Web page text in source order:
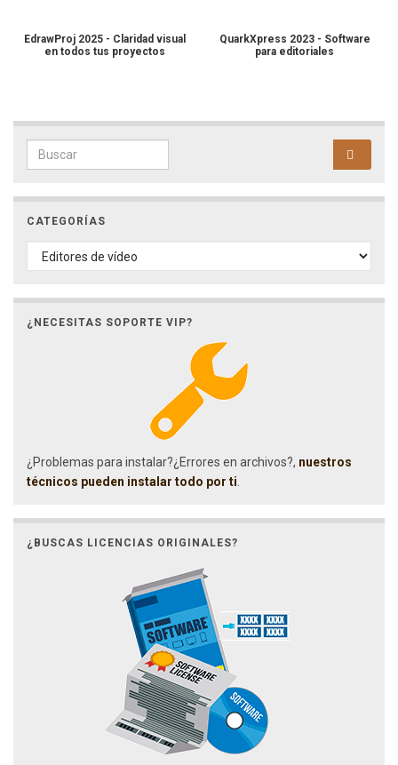
EdrawProj 2025 - Claridad visual
en todos tus proyectos
QuarkXpress 2023 - Software
para editoriales
Search for:
CATEGORÍAS
CATEGORÍAS
¿NECESITAS SOPORTE VIP?
¿Problemas para instalar?¿Errores en archivos?, nuestros
técnicos pueden instalar todo por ti.
¿BUSCAS LICENCIAS ORIGINALES?